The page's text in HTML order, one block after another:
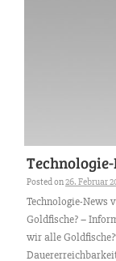
Posted on26. Februar
Technologie-News
Goldfische? –
wir alle